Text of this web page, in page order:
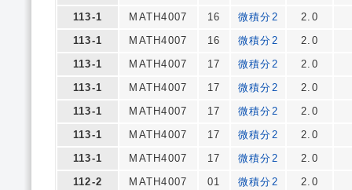
113-1
MATH4007 16 微積分2
2.0
113-1
MATH4007 16 微積分2
2.0
113-1
MATH4007 17 微積分2
2.0
113-1
MATH4007 17 微積分2
2.0
113-1
MATH4007 17 微積分2
2.0
113-1
MATH4007 17 微積分2
2.0
113-1
MATH4007 17 微積分2
2.0
112-2
MATH4007 01 微積分2
2.0